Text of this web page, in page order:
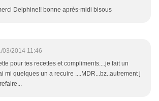
Delphine!! bonne après-midi bisous
03/2014 11:46
pour tes recettes et compliments....je fait un
mi quelques un a recuire ....MDR...bz..autrement j